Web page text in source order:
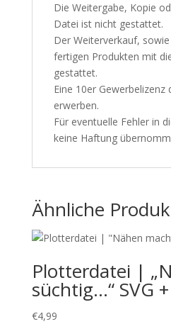
Die Weitergabe, Kopie
Datei ist nicht gestattet.
Der Weiterverkauf,
fertigen Produkten mit
gestattet.
Eine 10er Gewerbelizenz
erwerben.
Für eventuelle Fehler in
keine Haftung
Ähnliche
Plotterdatei |
süchtig…“ SVG
€4,99